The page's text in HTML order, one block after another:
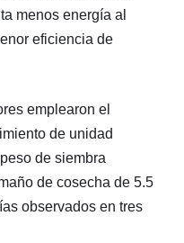
menos energía al
eficiencia de
emplearon el
de unidad
de siembra
de cosecha de 5.5
observados en tres